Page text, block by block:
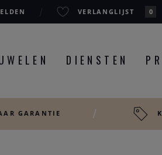
VERLANGLIJST 0
DIENSTEN
GARANTIE